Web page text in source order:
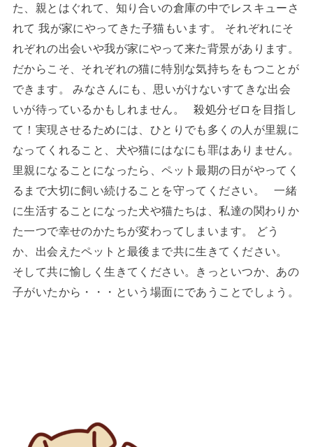
た、親とはぐれて、知り合いの倉庫の中でレスキューさ
れて 我が家にやってきた子猫もいます。 それぞれにそ
れぞれの出会いや我が家にやって来た背景があります。
だからこそ、それぞれの猫に特別な気持ちをもつことが
できます。 みなさんにも、思いがけないすてきな出会
いが待っているかもしれません。 殺処分ゼロを目指し
て！実現させるためには、ひとりでも多くの人が里親に
なってくれること、犬や猫にはなにも罪はありません。
里親になることになったら、ペット最期の日がやってく
るまで大切に飼い続けることを守ってください。一緒
に生活することになった犬や猫たちは、私達の関わりか
た一つで幸せのかたちが変わってしまいます。 どう
か、出会えたペットと最後まで共に生きてください。
そして共に愉しく生きてください。きっといつか、あの
子がいたから・・・という場面にであうことでしょう。